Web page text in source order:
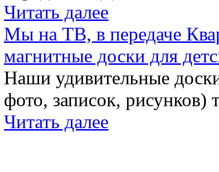
Читать далее
Мы на ТВ, в передаче
магнитные доски для
Наши удивительные
фото, записок,
Читать далее